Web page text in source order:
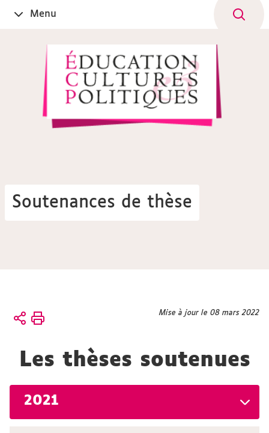
OuvrirMenu
Soutenances de thèse
Vous
Accueil
Soutenances
Mise à jour le 08 mars 2022
Les thèses soutenues
2021